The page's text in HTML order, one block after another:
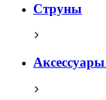
Струны